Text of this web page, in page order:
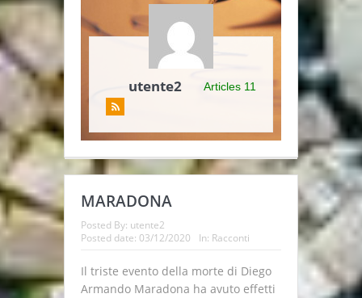
utente2 Articles 11
MARADONA
Posted By: utente2
Posted date: 03/12/2020 In: Racconti
Il triste evento della morte di Diego
Armando Maradona ha avuto effetti